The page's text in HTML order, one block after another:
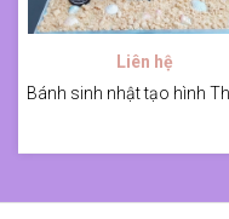
Liên hệ